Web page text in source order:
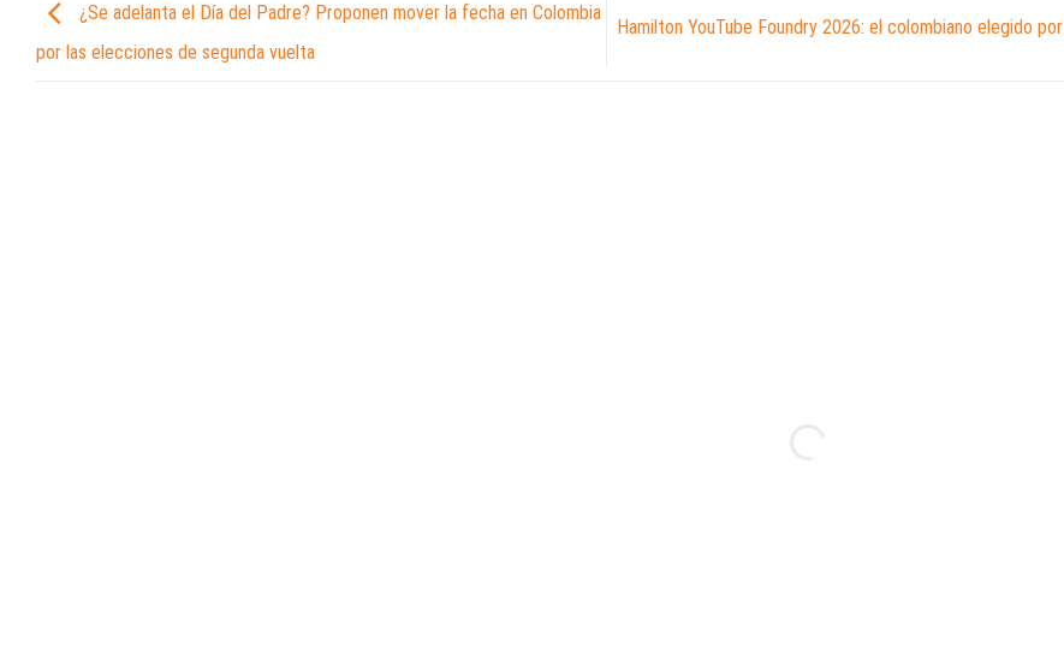
¿Se adelanta el Día del Padre? Proponen mover la fecha en Colombia
por las elecciones de segunda vuelta
Hamilton YouTube Foundry 2026: el colombiano elegido